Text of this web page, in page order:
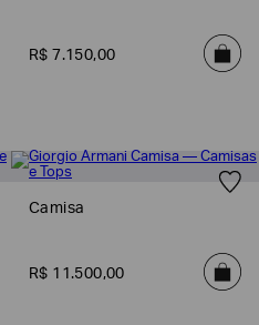
R$ 7 .150,00
Camisa
R$ 11 .500,00